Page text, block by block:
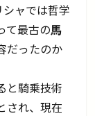
ャでは哲学
て最古の馬
だったのか
と騎乗技術
され、現在